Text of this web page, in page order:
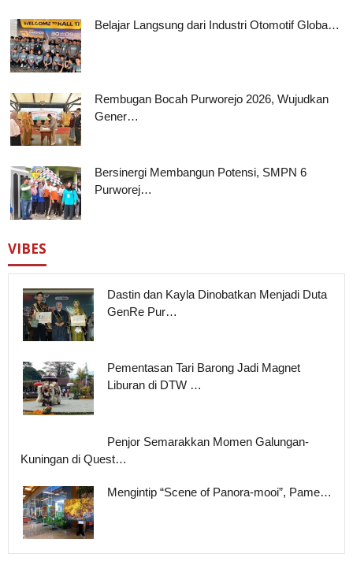
Belajar Langsung dari Industri Otomotif Globa…
Rembugan Bocah Purworejo 2026, Wujudkan
Gener…
Bersinergi Membangun Potensi, SMPN 6
Purworej…
VIBES
Dastin dan Kayla Dinobatkan Menjadi Duta
GenRe Pur…
Pementasan Tari Barong Jadi Magnet
Liburan di DTW …
Penjor Semarakkan Momen Galungan-
Kuningan di Quest…
Mengintip “Scene of Panora-mooi”, Pame…